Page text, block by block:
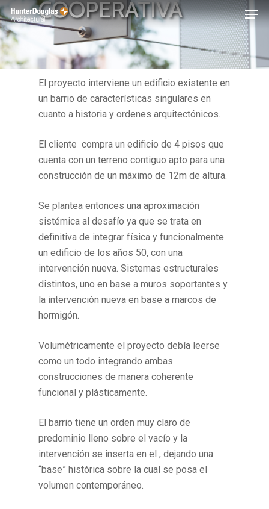
Skip
to
main
content
COOPERATIVA
El proyecto interviene un edificio existente en
un barrio de características singulares en
cuanto a historia y ordenes arquitectónicos.
El cliente compra un edificio de 4 pisos que
cuenta con un terreno contiguo apto para una
construcción de un máximo de 12m de altura.
Se plantea entonces una aproximación
sistémica al desafío ya que se trata en
definitiva de integrar física y funcionalmente
un edificio de los años 50, con una
intervención nueva. Sistemas estructurales
distintos, uno en base a muros soportantes y
la intervención nueva en base a marcos de
hormigón.
Volumétricamente el proyecto debía leerse
como un todo integrando ambas
construcciones de manera coherente
funcional y plásticamente.
El barrio tiene un orden muy claro de
predominio lleno sobre el vacío y la
intervención se inserta en el , dejando una
“base” histórica sobre la cual se posa el
volumen contemporáneo.
Menu